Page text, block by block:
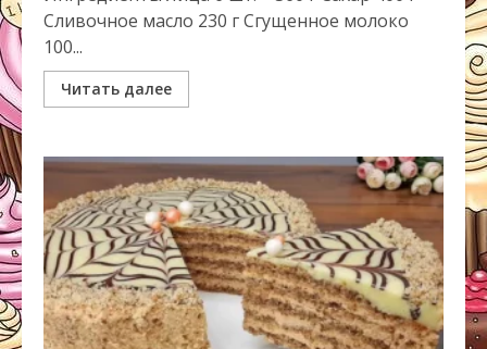
Сливочное масло 230 г Сгущенное молоко
100...
Читать далее